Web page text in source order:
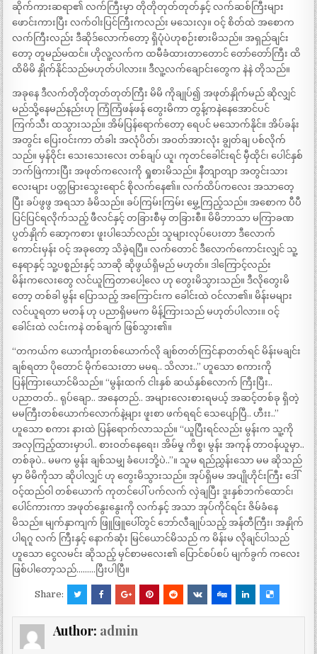
ဆိုက်ကားဆရာ၏ လက်ကြီးမှာ တိုတိုတုတ်တုတ်နှင့် လက်ဆစ်ကြီးများ
ဖောင်းကားပြီး လက်ဝါးပြင်ကြီးကလည်း မသေးလှ။ ဝင့် စိတ်ထဲ အစောက
လက်ကြီးလည်း ဒီဆိုဒ်လောက်တော့ ရှိပုံပဲဟုစဉ်းစားမိသည်။ အရှည်ချင်း
တော့ တူမည်မထင်။ ဟိုလူ့လက်က ထမီခံထားတာတောင် တော်တော်ကြီး ထိ
ထိမိမိ နှိုက်နိုင်သည်မဟုတ်ပါလား။ ဒီလူ့လက်ချောင်းတွေက နဲနဲ တိုသည်။
အခုနေ ဒီလက်တိုတိုတုတ်တုတ်ကြီး မိမိ ကိုချုပ်၍ အဖုတ်နှိုက်မည် ဆိုလျှင်
မည်သို့နေမည်နည်းဟု ကြံကြံဖန်ဖန် တွေးမိကာ တွန့်ကနဲနေအောင်ပင်
ကြက်သီး ထသွားသည်။ အိမ်ပြန်ရောက်တော့ ရေပင် မသောက်နိုင်။ အိပ်ခန်း
အတွင်း ပြေးဝင်းကာ တံခါး အလုံပိတ်၊ အဝတ်အားလုံး ချွတ်ချ ပစ်လိုက်
သည်။ မှန်ဝိုင်း သေးသေးလေး တစ်ချပ် ယူ၊ ကုတင်ခေါင်းရင် မှီထိုင်၊ ပေါင်နှစ်
ဘက်ဖြဲကားပြီး အဖုတ်ကလေးကို ရှုစားမိသည်။ နီတျာတျာ အတွင်းသား
လေးများ ပတ္တမြားသွေးရောင် စိုလက်နေ၏။ လက်ထိပ်ကလေး အသာတေ့
ပြီး ခပ်ဖွဖွ အရသာ ခံမိသည်။ ခပ်ကြမ်းကြမ်း မွှေ့ကြည့်သည်။ အစောက ပီပီ
ပြင်ပြင်ရလိုက်သည့် ဖီလင်နှင့် တခြားစီမှ တခြားစီ။ မိမိဘာသာ မကြာခဏ
ပွတ်နှိုက် ဆော့ကစား ဖူးပါသော်လည်း သူများလုပ်ပေးတာ ဒီလောက်
ကောင်းမှန်း ဝင့် အခုတော့ သိခဲ့ရပြီ။ လက်တောင် ဒီလောက်ကောင်းလျှင် သူ့
နေရာနှင့် သူ့ပစ္စည်းနှင့် သာဆို ဆိုဖွယ်ရှိမည် မဟုတ်။ ဒါကြောင့်လည်း
မိန်းကလေးတွေ လင်ယူကြတာပေါ့လေ ဟု တွေးမိသွားသည်။ ဒီလိုတွေးမိ
တော့ တစ်ခါ မွန်း ပြောသည့် အကြောင်းက ခေါင်းထဲ ဝင်လာ၏။ မိန်းမများ
လင်ယူရတာ မတန် ဟု ပညာရှိမမက မိန့်ကြားသည် မဟုတ်ပါလား။ ဝင့်
ခေါင်းထဲ လင်းကနဲ တစ်ချက် ဖြစ်သွား၏။
“တကယ်က ယောင်္ကျားတစ်ယောက်လို ချစ်တတ်ကြင်နာတတ်ရင် မိန်းမချင်း
ချစ်ရတာ ပိုတောင် မိုက်သေးတာ မမရ.. သိလား..” ဟူသော စကားကို
ပြန်ကြားယောင်မိသည်။ “မွန်းထက် ငါးနှစ် ဆယ်နှစ်လောက် ကြီးပြီး..
ပညာတတ်.. ရုပ်ချော.. အနေတည်.. အများလေးစားရမယ့် အဆင့်တစ်ခု ရှိတဲ့
မမကြီးတစ်ယောက်လောက်နဲ့များ ဖူးစာ ဖက်ရရင် သေပျော်ပြီ.. ဟီးး..”
ဟူသော စကား နားထဲ ပြန်ရောက်လာသည်။ “ယူပြီးရင်လည်း မွန်းက သူ့ကို
အလှကြည့်ထားမှာပါ.. စားဝတ်နေရေး၊ အိမ်မှု ကိစ္စ၊ မွန်း အကုန် တာဝန်ယူမှာ..
တစ်ခုပဲ.. မမက မွန်း ချစ်သမျှ ခံပေးဘို့ပဲ..”။ သူမ ရည်ညွှန်းသော မမ ဆိုသည်
မှာ မိမိကိုသာ ဆိုပါလျှင် ဟု တွေးမိသွားသည်။ အုပ်ရှိမမ အပျိုဟိုင်းကြီး ဒေါ်
ဝင့်ထည်ဝါ တစ်ယောက် ကုတင်ပေါ် ပက်လက် လှဲချပြီး ဒူးနှစ်ဘက်ထောင်၊
ပေါင်ကားကာ အဖုတ်နွေးနွေးကို လက်နှင့် အသာ အုပ်ကိုင်ရင်း ဇိမ်ခံနေ
မိသည်။ မျက်နှာကျက် ဖြူဖြူပေါ်တွင် ဘော်လီချုပ်သည့် အန်တီကြီး၊ အနှိုက်
ပါရဂူ လက် ကြီးနှင့် နောက်ဆုံး မြင်ယောင်မိသည် က မိန်းမ လိုချင်ပါသည်
ဟူသော ငွေလမင်း ဆိုသည့် မှင်စာမလေး၏ ပြောင်စပ်စပ် မျက်ခွက် ကလေး
ဖြစ်ပါတော့သည်………ပြီးပါပြီ။
Share:
Author: admin